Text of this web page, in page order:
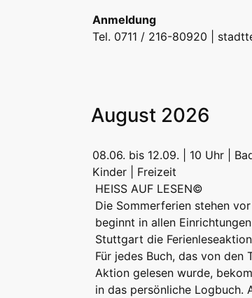
Anmeldung
Tel. 0711 / 216-80920 |
August 2026
08.06. bis 12.09. | 10 Uhr |
Kinder | Freizeit
HEISS AUF LESEN©
Die Sommerferien stehen
beginnt in allen
Stuttgart die
Für jedes Buch, das von den
Aktion gelesen wurde,
in das persönliche Logbuch.